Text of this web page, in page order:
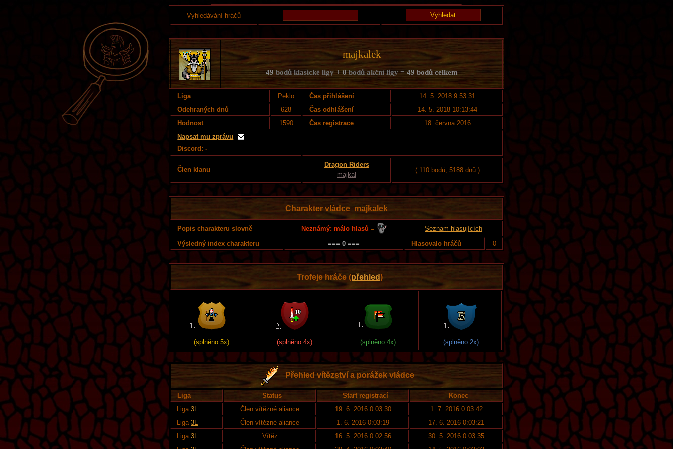
Vyhledávání hráčů
majkalek
49 bodů klasické ligy + 0bodů akční ligy = 49 bodů celkem
Liga Peklo Čas přihlášení
14. 5. 2018 9:53:31
Odehraných dnů
628 Čas odhlášení
14. 5. 2018 10:13:44
Hodnost
1590 Čas registrace
18. června 2016
Napsat mu zprávu
Discord: -
Člen klanu
Dragon Riders
majkal
( 110 bodů, 5188 dnů )
Charakter vládce majkalek
Popis charakteru slovně Neznámý: málo hlasů =
Seznam hlasujících
Výsledný index charakteru
=== 0 === Hlasovalo hráčů 0
Trofeje hráče (přehled)
(splněno 5x) (splněno 4x) (splněno 4x) (splněno 2x)
Přehled vítězství a porážek vládce
Liga Status Start registrací
Konec
Liga 3L Člen vítězné aliance 19. 6. 2016 0:03:30
1. 7. 2016 0:03:42
Liga 3L Člen vítězné aliance 1. 6. 2016 0:03:19
17. 6. 2016 0:03:21
Liga 3L Vítěz 16. 5. 2016 0:02:56
30. 5. 2016 0:03:35